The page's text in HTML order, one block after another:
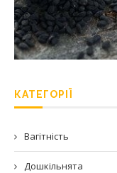
КАТЕГОРІЇ
Вагітність
Дошкільнята